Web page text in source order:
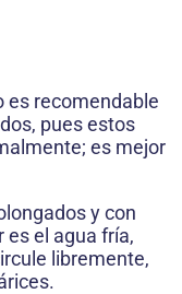
es recomendable
pues estos
es mejor
y con
es el agua fría,
libremente,